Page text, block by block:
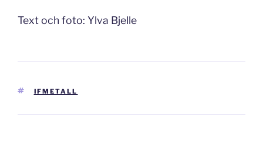
Text och foto: Ylva Bjelle
TAGGAR
IFMETALL